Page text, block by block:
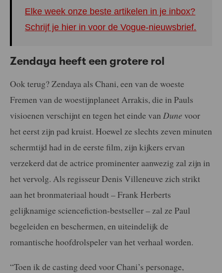
Elke week onze beste artikelen in je inbox?
Schrijf je hier in voor de Vogue-nieuwsbrief.
Zendaya heeft een grotere rol
Ook terug? Zendaya als Chani, een van de woeste
Fremen van de woestijnplaneet Arrakis, die in Pauls
visioenen verschijnt en tegen het einde van Dune voor
het eerst zijn pad kruist. Hoewel ze slechts zeven minuten
schermtijd had in de eerste film, zijn kijkers ervan
verzekerd dat de actrice prominenter aanwezig zal zijn in
het vervolg. Als regisseur Denis Villeneuve zich strikt
aan het bronmateriaal houdt – Frank Herberts
gelijknamige sciencefiction-bestseller – zal ze Paul
begeleiden en beschermen, en uiteindelijk de
romantische hoofdrolspeler van het verhaal worden.
“Toen ik de casting deed voor Chani’s personage,